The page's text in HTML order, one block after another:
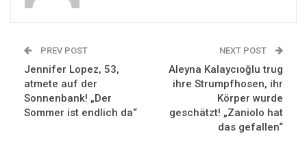
PREV POST
Jennifer Lopez, 53,
atmete auf der
Sonnenbank! „Der
Sommer ist endlich da“
NEXT POST
Aleyna Kalaycıoğlu trug
ihre Strumpfhosen, ihr
Körper wurde
geschätzt! „Zaniolo hat
das gefallen“